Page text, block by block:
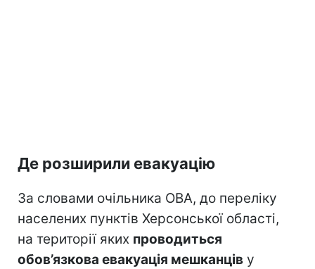
Де розширили евакуацію
За словами очільника ОВА, до переліку
населених пунктів Херсонської області,
на території яких проводиться
обов’язкова евакуація мешканців у